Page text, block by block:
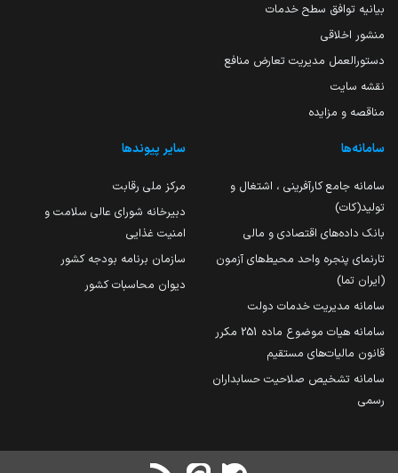
بیانیه توافق سطح خدمات
منشور اخلاقی
دستورالعمل مدیریت تعارض منافع
نقشه سایت
مناقصه و مزایده
سامانه‌ها
سامانه جامع کارآفرینی ، اشتغال و
تولید(کات)
بانک داده‌های اقتصادی و مالی
تارنمای پنجره واحد محیط‌های آزمون
(ایران تما)
سامانه مدیریت خدمات دولت
سامانه هیات موضوع ماده 251 مکرر
قانون مالیات‌های مستقیم
سامانه تشخیص صلاحیت حسابداران
رسمی
سایر پیوندها
مرکز ملی رقابت
دبیرخانه شورای عالی سلامت و
امنیت غذایی
سازمان برنامه بودجه کشور
دیوان محاسبات کشور